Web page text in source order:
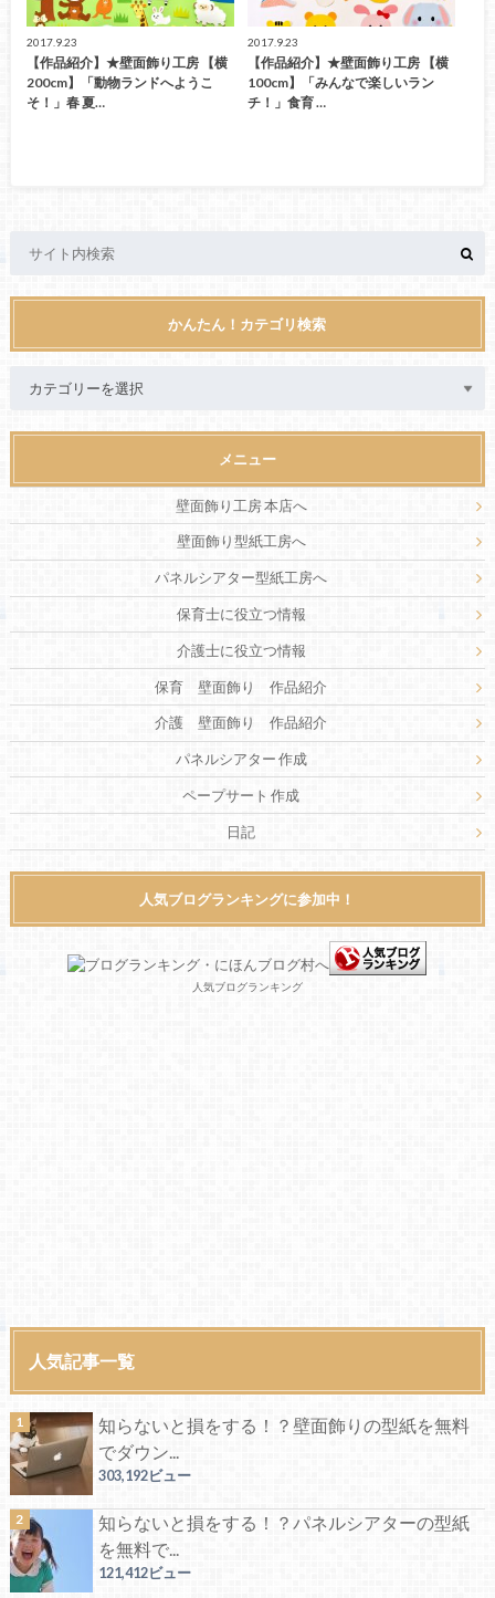
2017.9.23
【作品紹介】★壁面飾り工房 【横
200cm】「動物ランドへようこ
そ！」春 夏…
2017.9.23
【作品紹介】★壁面飾り工房 【横
100cm】「みんなで楽しいラン
チ！」食育 …
かんたん！カテゴリ検索
メニュー
壁面飾り工房 本店へ
壁面飾り型紙工房へ
パネルシアター型紙工房へ
保育士に役立つ情報
介護士に役立つ情報
保育 壁面飾り 作品紹介
介護 壁面飾り 作品紹介
パネルシアター 作成
ペープサート 作成
日記
人気ブログランキングに参加中！
人気ブログランキング
人気記事一覧
知らないと損をする！？壁面飾りの型紙を無料
でダウン...
303,192ビュー
知らないと損をする！？パネルシアターの型紙
を無料で...
121,412ビュー